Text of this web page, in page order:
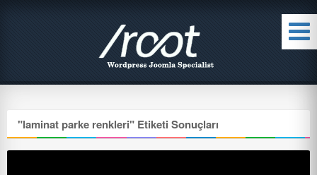
"laminat parke renkleri" Etiketi Sonuçları